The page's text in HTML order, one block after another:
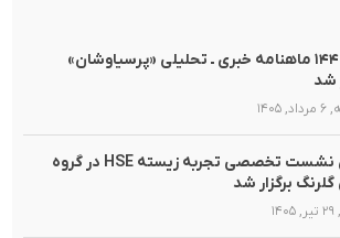
شماره ۱۴۴ ماهنامه خبری ـ تحلیلی «پرسیاوشان»
شد
دومین نشست تخصصی تجربه زیسته HSE در گروه
گلرنگ برگزار شد